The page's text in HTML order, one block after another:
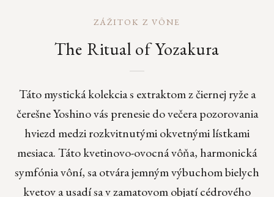
ZÁŽITOK Z VÔNE
The Ritual of Yozakura
Táto mystická kolekcia s extraktom z čiernej ryže a
čerešne Yoshino vás prenesie do večera pozorovania
hviezd medzi rozkvitnutými okvetnými lístkami
mesiaca. Táto kvetinovo-ovocná vôňa, harmonická
symfónia vôní, sa otvára jemným výbuchom bielych
kvetov a usadí sa v zamatovom objatí cédrového